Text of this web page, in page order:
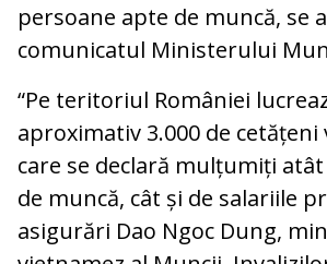
persoane apte de muncă, se
comunicatul Ministerului
“Pe teritoriul României
aproximativ 3.000 de cetățeni
care se declară mulțumiți
de muncă, cât și de salariile
asigurări Dao Ngoc Dung,